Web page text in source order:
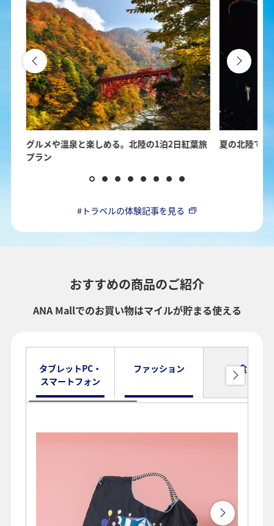
グルメや温泉と楽しめる。北陸の1泊2日紅葉旅
プラン
夏の北陸で
#トラベルの体験記事を見る
おすすめの商品のご紹介
ANA Mallでのお買い物はマイルが貯まる使える
タブレットPC・
スマートフォン
ファッション 食品